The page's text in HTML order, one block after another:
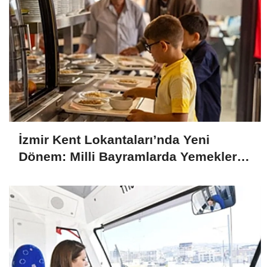
İzmir Kent Lokantaları’nda Yeni
Dönem: Milli Bayramlarda Yemekler